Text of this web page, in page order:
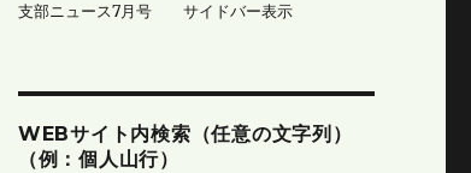
支部ニュース7月号 サイドバー表示
WEBサイト内検索（任意の文字列）
（例：個人山行）